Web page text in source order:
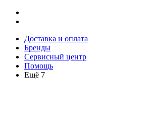
Доставка и оплата
Бренды
Сервисный центр
Помощь
Ещё 7